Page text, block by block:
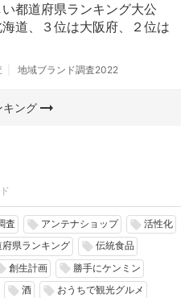
都道府県ランキング大公
道、３位は大阪府、２位は
地域ブランド調査2022
キングarrow_right_alt
査 local_offer アンテナショップ local_offer 活性化
府県ランキング local_offer 伝統食品
創生計画 local_offer 勝手にケンミン
local_offer 酒 local_offer おうちで観光グルメ